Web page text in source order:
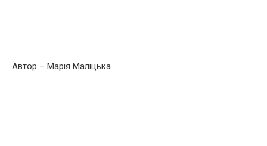
Автор – Марія Маліцька